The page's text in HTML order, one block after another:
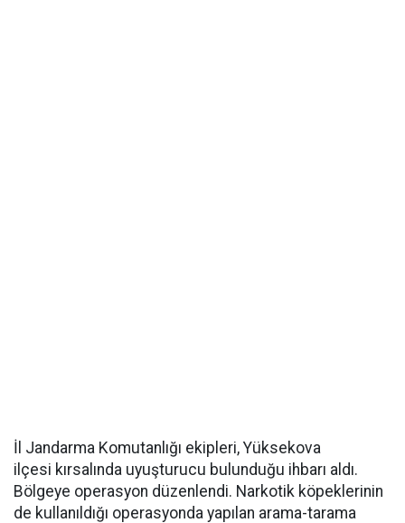
İl Jandarma Komutanlığı ekipleri, Yüksekova
ilçesi kırsalında uyuşturucu bulunduğu ihbarı aldı.
Bölgeye operasyon düzenlendi. Narkotik köpeklerinin
de kullanıldığı operasyonda yapılan arama-tarama